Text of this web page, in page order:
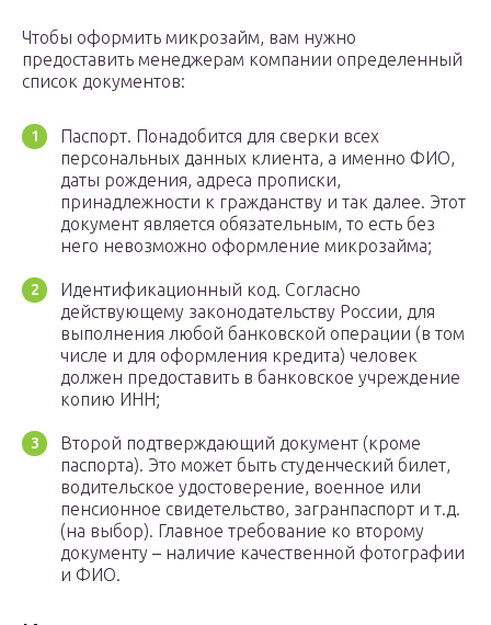
Чтобы оформить микрозайм, вам нужно
предоставить менеджерам компании определенный
список документов:
Паспорт. Понадобится для сверки всех
персональных данных клиента, а именно ФИО,
даты рождения, адреса прописки,
принадлежности к гражданству и так далее. Этот
документ является обязательным, то есть без
него невозможно оформление микрозайма;
Идентификационный код. Согласно
действующему законодательству России, для
выполнения любой банковской операции (в том
числе и для оформления кредита) человек
должен предоставить в банковское учреждение
копию ИНН;
Второй подтверждающий документ (кроме
паспорта). Это может быть студенческий билет,
водительское удостоверение, военное или
пенсионное свидетельство, загранпаспорт и т.д.
(на выбор). Главное требование ко второму
документу – наличие качественной фотографии
и ФИО.